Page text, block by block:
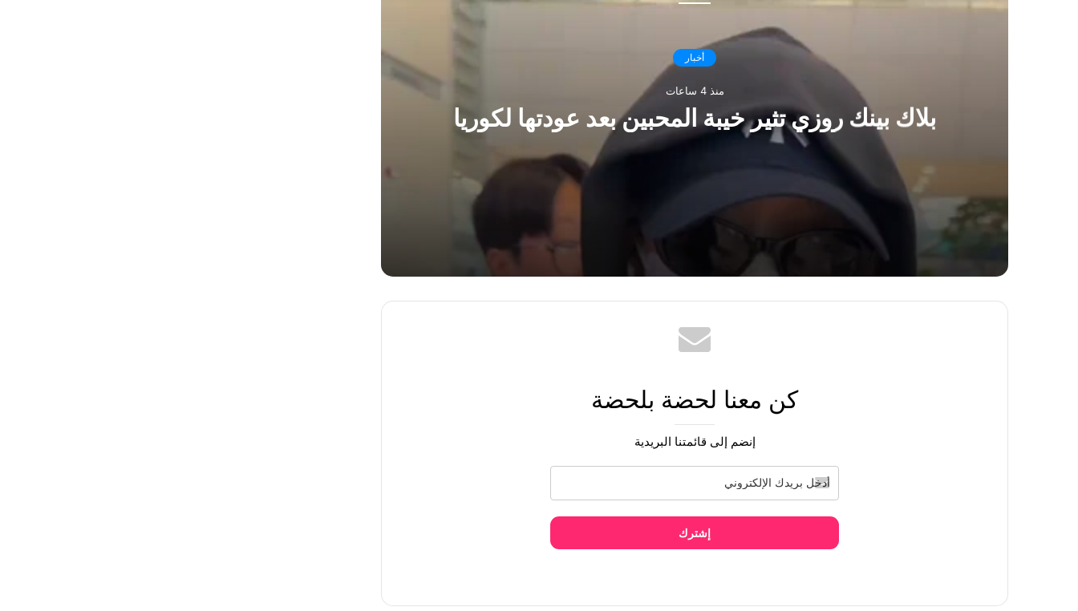
أخبار
منذ 4 ساعات
بلاك بينك روزي تثير خيبة المحبين بعد عودتها لكوريا
منذ 4 ساعات
بلاك بينك روزي تثير خيبة المحبين بعد عودتها لكوريا
فرقة بلاك بينك يثيرون غضب البلينك في ذكرى ترسيمهن
كن معنا لحضة بلحضة
إنضم إلى قائمتنا البريدية
إشترك